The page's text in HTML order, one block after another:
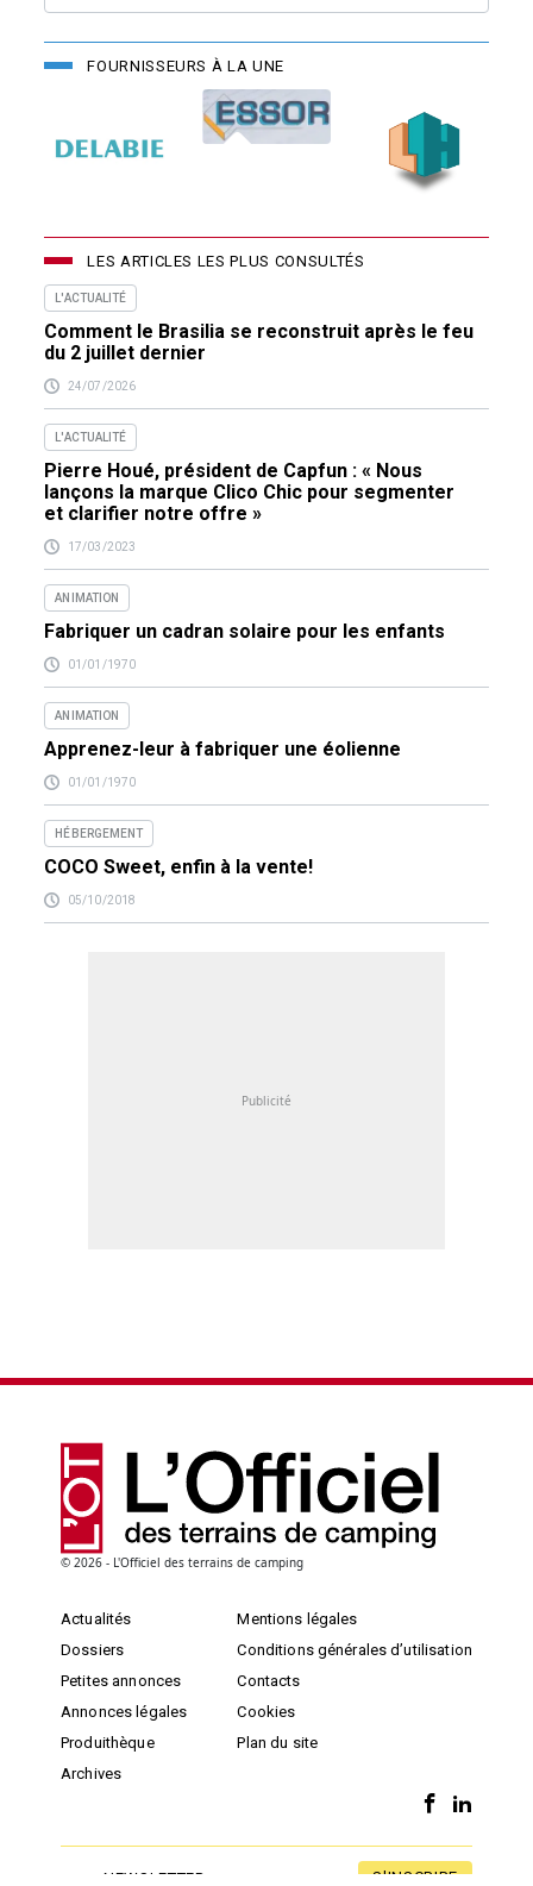
FOURNISSEURS À LA UNE
LES ARTICLES LES PLUS CONSULTÉS
L'ACTUALITÉ
Comment le Brasilia se reconstruit après le feu
du 2 juillet dernier
24/07/2026
L'ACTUALITÉ
Pierre Houé, président de Capfun : « Nous
lançons la marque Clico Chic pour segmenter
et clarifier notre offre »
17/03/2023
ANIMATION
Fabriquer un cadran solaire pour les enfants
01/01/1970
ANIMATION
Apprenez-leur à fabriquer une éolienne
01/01/1970
HÉBERGEMENT
COCO Sweet, enfin à la vente!
05/10/2018
© 2026 - L'Officiel des terrains de camping
Actualités
Dossiers
Petites annonces
Annonces légales
Produithèque
Archives
Mentions légales
Conditions générales d’utilisation
Contacts
Cookies
Plan du site
NEWSLETTER S'INSCRIRE